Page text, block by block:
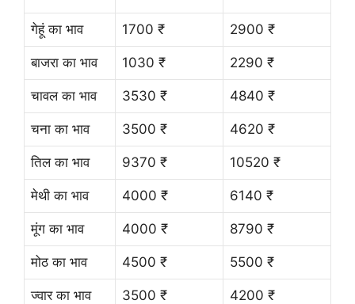
गेहूं का भाव 1700 ₹ 2900 ₹
बाजरा का भाव 1030 ₹ 2290 ₹
चावल का भाव 3530 ₹ 4840 ₹
चना का भाव 3500 ₹ 4620 ₹
तिल का भाव 9370 ₹ 10520 ₹
मेथी का भाव 4000 ₹ 6140 ₹
मूंग का भाव 4000 ₹ 8790 ₹
मोठ का भाव 4500 ₹ 5500 ₹
ज्वार का भाव 3500 ₹ 4200 ₹